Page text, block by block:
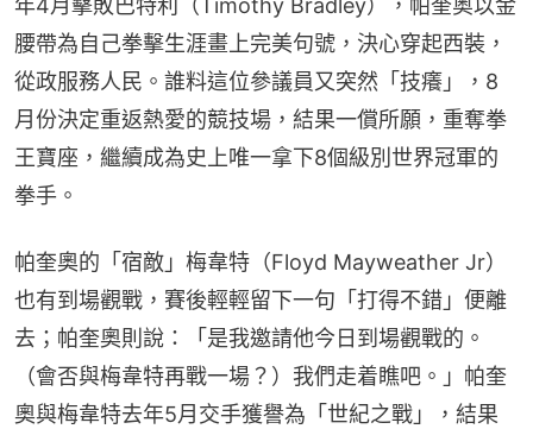
年4月擊敗巴特利（Timothy Bradley），帕奎奥以金
腰帶為自己拳擊生涯畫上完美句號，決心穿起西裝，
從政服務人民。誰料這位參議員又突然「技癢」，8
月份決定重返熱愛的競技場，結果一償所願，重奪拳
王寶座，繼續成為史上唯一拿下8個級別世界冠軍的
拳手。
帕奎奧的「宿敵」梅韋特（Floyd Mayweather Jr）
也有到場觀戰，賽後輕輕留下一句「打得不錯」便離
去；帕奎奧則說：「是我邀請他今日到場觀戰的。
（會否與梅韋特再戰一場？）我們走着瞧吧。」帕奎
奧與梅韋特去年5月交手獲譽為「世紀之戰」，結果